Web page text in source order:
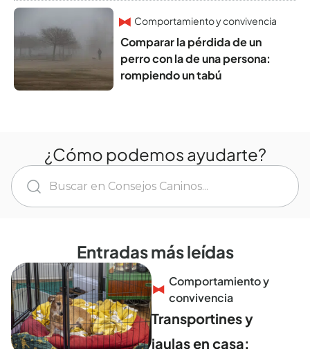
Comportamiento y convivencia
Comparar la pérdida de un
perro con la de una persona:
rompiendo un tabú
¿Cómo podemos ayudarte?
Entradas más leídas
Comportamiento y
convivencia
Transportines y
jaulas en casa: